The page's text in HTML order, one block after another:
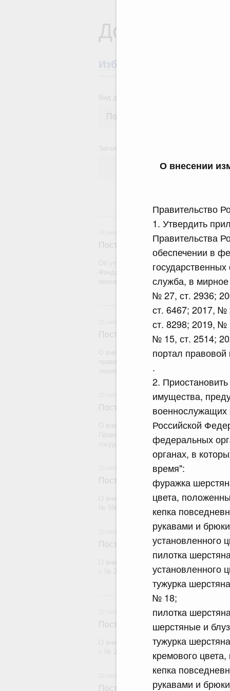
О внесении
Правительство
1. Утвердить
Правительства
обеспечении в
служба, в
№ 27, ст. 2936;
ст. 6467; 2017,
ст. 8298; 2019, №
№ 15, ст. 2514;
портал
.
2.
имущества,
военнослужащих
Российской
федеральных
органах, в
время":
фуражка
цвета,
кепка
рукавами и
установленного
пилотка
установленного
тужурка
№ 18;
пилотка
шерстяные и
тужурка
кремового
кепка
рукавами и
Документы
Избранные документы
Вид документа
Заголовок или текст документа
Постановление Правительства
Об утверждении Правил определения
Фонда пенсионного и социального
пенсионному страхованию
Постановление Правительства
О внесении на ратификацию Протокола
техники) в рамках Евразийского
Постановление Правительства
О внесении на ратификацию
Правительством Республики Индии о
государства на территории другого
Постановление Правительства
О внесении изменений в постановление
Постановление Правительства
О внесении изменений в постановление
Постановление Правительства
О внесении изменений в постановление
Постановление Правительства